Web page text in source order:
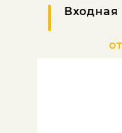
Входная